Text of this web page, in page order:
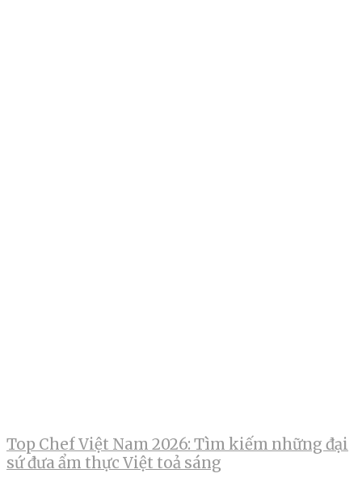
Top Chef Việt Nam 2026: Tìm kiếm những đại
sứ đưa ẩm thực Việt toả sáng